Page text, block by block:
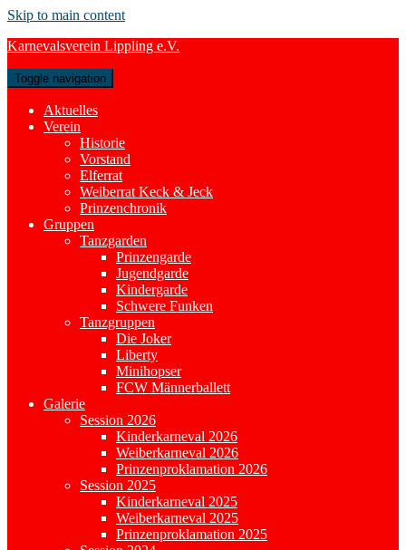
Skip to main content
Karnevalsverein Lippling e.V.
Toggle navigation
Aktuelles
Verein
Historie
Vorstand
Elferrat
Weiberrat Keck & Jeck
Prinzenchronik
Gruppen
Tanzgarden
Prinzengarde
Jugendgarde
Kindergarde
Schwere Funken
Tanzgruppen
Die Joker
Liberty
Minihopser
FCW Männerballett
Galerie
Session 2026
Kinderkarneval 2026
Weiberkarneval 2026
Prinzenproklamation 2026
Session 2025
Kinderkarneval 2025
Weiberkarneval 2025
Prinzenproklamation 2025